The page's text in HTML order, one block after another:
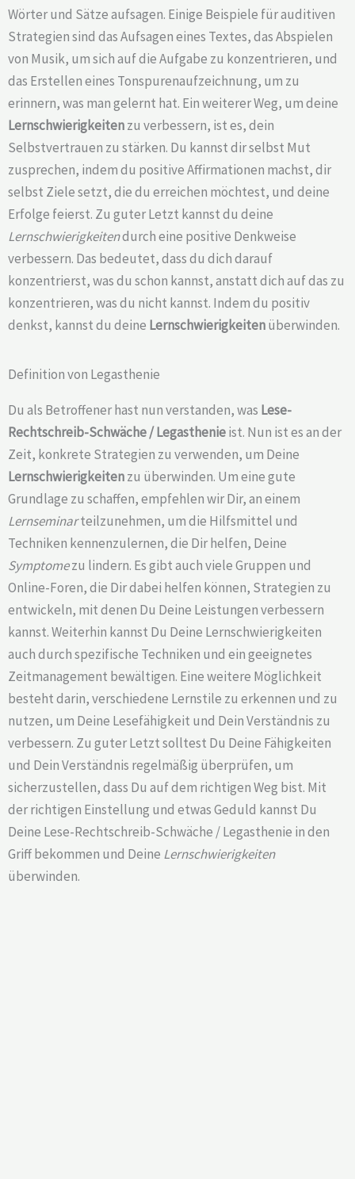
Wörter und Sätze aufsagen. Einige Beispiele für auditiven
Strategien sind das Aufsagen eines Textes, das Abspielen
von Musik, um sich auf die Aufgabe zu konzentrieren, und
das Erstellen eines Tonspurenaufzeichnung, um zu
erinnern, was man gelernt hat. Ein weiterer Weg, um deine
Lernschwierigkeitenzu verbessern, ist es, dein
Selbstvertrauen zu stärken. Du kannst dir selbst Mut
zusprechen, indem du positive Affirmationen machst, dir
selbst Ziele setzt, die du erreichen möchtest, und deine
Erfolge feierst. Zu guter Letzt kannst du deine
Lernschwierigkeitendurch eine positive Denkweise
verbessern. Das bedeutet, dass du dich darauf
konzentrierst, was du schon kannst, anstatt dich auf das zu
konzentrieren, was du nicht kannst. Indem du positiv
denkst, kannst du deine Lernschwierigkeitenüberwinden.
Definition von Legasthenie
Du als Betroffener hast nun verstanden, was Lese-
Rechtschreib-Schwäche /Legasthenieist. Nun ist es an der
Zeit, konkrete Strategien zu verwenden, um Deine
Lernschwierigkeitenzu überwinden. Um eine gute
Grundlage zu schaffen, empfehlen wir Dir, an einem
Lernseminarteilzunehmen, um die Hilfsmittel und
Techniken kennenzulernen, die Dir helfen, Deine
Symptomezu lindern. Es gibt auch viele Gruppen und
Online-Foren, die Dir dabei helfen können, Strategien zu
entwickeln, mit denen Du Deine Leistungen verbessern
kannst. Weiterhin kannst Du Deine Lernschwierigkeiten
auch durch spezifische Techniken und ein geeignetes
Zeitmanagement bewältigen. Eine weitere Möglichkeit
besteht darin, verschiedene Lernstile zu erkennen und zu
nutzen, um Deine Lesefähigkeit und Dein Verständnis zu
verbessern. Zu guter Letzt solltest Du Deine Fähigkeiten
und Dein Verständnis regelmäßig überprüfen, um
sicherzustellen, dass Du auf dem richtigen Weg bist. Mit
der richtigen Einstellung und etwas Geduld kannst Du
Deine Lese-Rechtschreib-Schwäche / Legasthenie in den
Griff bekommen und Deine Lernschwierigkeiten
überwinden.